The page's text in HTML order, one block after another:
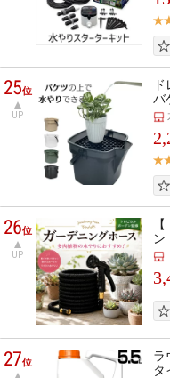
25位
UP
バ
26位
UP
ン
27位
ラ
タ